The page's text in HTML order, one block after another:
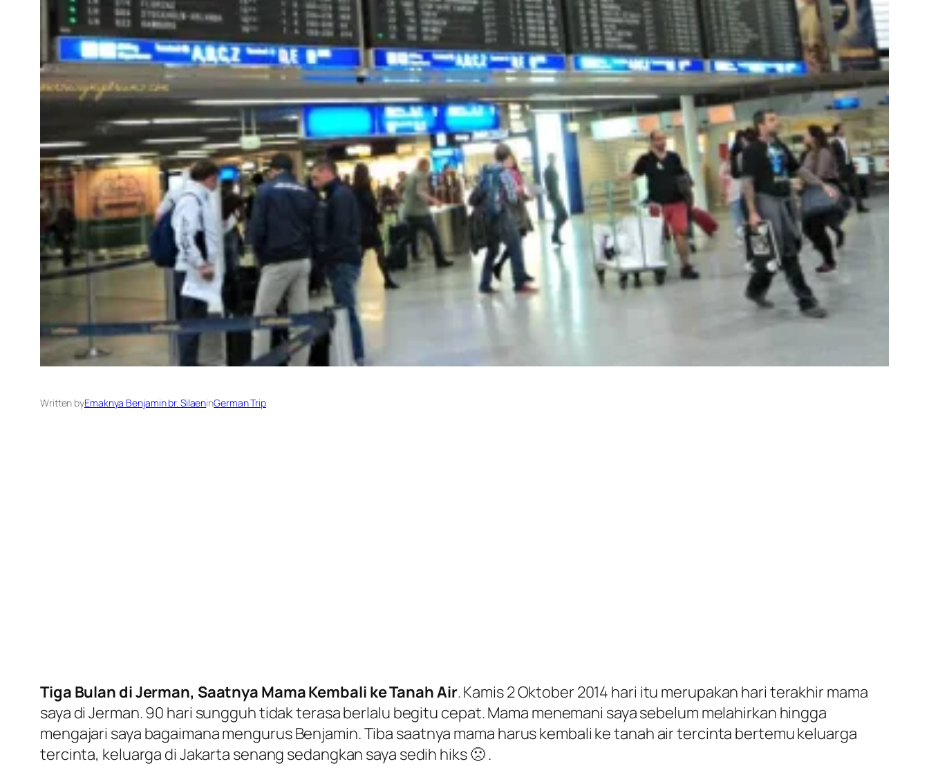
Written byEmaknya Benjamin br. SilaeninGerman Trip
Tiga Bulan di Jerman, Saatnya Mama Kembali ke Tanah Air. Kamis 2 Oktober 2014 hari itu merupakan hari terakhir mama
saya di Jerman. 90 hari sungguh tidak terasa berlalu begitu cepat. Mama menemani saya sebelum melahirkan hingga
mengajari saya bagaimana mengurus Benjamin. Tiba saatnya mama harus kembali ke tanah air tercinta bertemu keluarga
tercinta, keluarga di Jakarta senang sedangkan saya sedih hiks 🙁 .